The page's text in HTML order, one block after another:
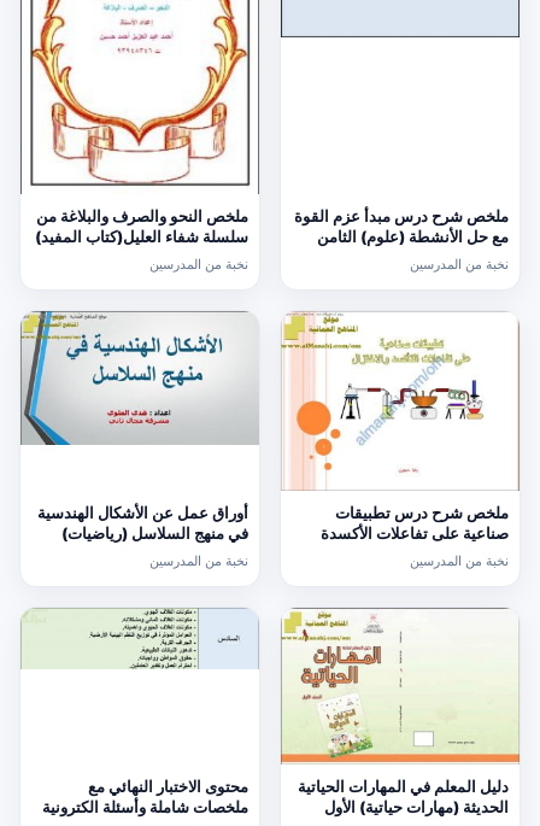
ملخص شرح درس مبدأ عزم القوة
مع حل الأنشطة (علوم) الثامن
نخبة من المدرسين
ملخص النحو والصرف والبلاغة من
سلسلة شفاء العليل(كتاب المفيد)
(لغة عربية) الحادي عشر
نخبة من المدرسين
ملخص شرح درس تطبيقات
صناعية على تفاعلات الأكسدة
والاختزال (نسخة محدثة) (كيمياء)
الثاني عشر
نخبة من المدرسين
أوراق عمل عن الأشكال الهندسية
في منهج السلاسل (رياضيات)
نخبة من المدرسين
دليل المعلم في المهارات الحياتية
الحديثة (مهارات حياتية) الأول
محتوى الاختبار النهائي مع
ملخصات شاملة وأسئلة الكترونية